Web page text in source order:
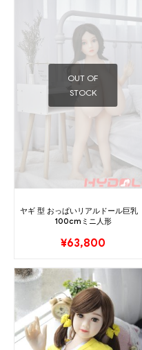
OUT OF
STOCK
ヤギ 型 おっぱいリアルドール巨乳
100cmミニ人形
¥63,800